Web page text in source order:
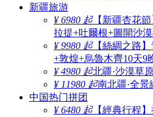
新疆旅游
¥ 6980 起【新疆杏花
拉提+吐爾根+圖開沙
¥ 9980 起【絲綢之路
+敦煌+烏魯木齊10天9
¥ 4980 起北疆·沙漠草
¥ 11980 起南北疆·全景
中国热门拼团
¥ 6480 起【經典行程